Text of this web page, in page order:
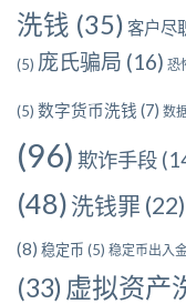
洗钱 (35) 客户尽
(5) 庞氏骗局 (16) 恐
(5) 数字货币洗钱 (7) 数
(96) 欺诈手段
(48) 洗钱罪 (22)
(8) 稳定币 (5) 稳定币出入
(33) 虚拟资产